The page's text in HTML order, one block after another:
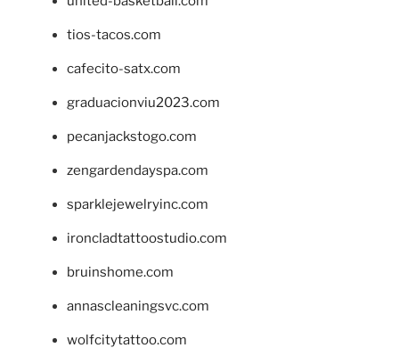
tios-tacos.com
cafecito-satx.com
graduacionviu2023.com
pecanjackstogo.com
zengardendayspa.com
sparklejewelryinc.com
ironcladtattoostudio.com
bruinshome.com
annascleaningsvc.com
wolfcitytattoo.com